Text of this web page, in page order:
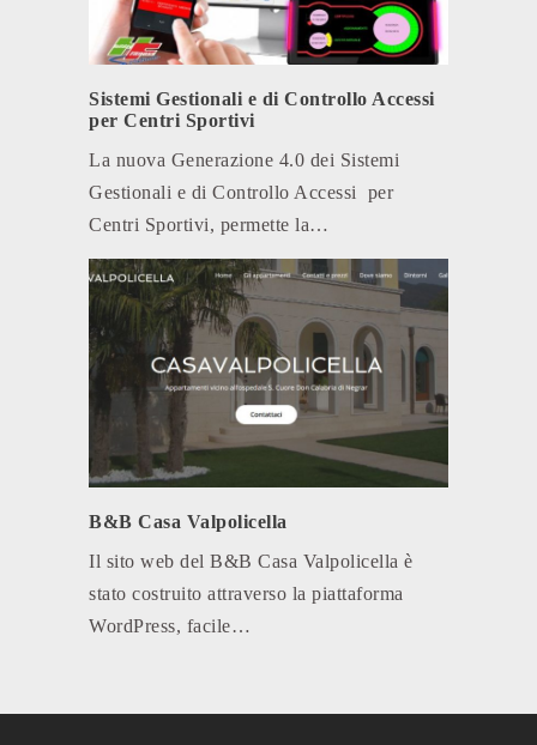
Sistemi Gestionali e di Controllo Accessi
per Centri Sportivi
La nuova Generazione 4.0 dei Sistemi
Gestionali e di Controllo Accessi per
Centri Sportivi, permette la…
B&B Casa Valpolicella
Il sito web del B&B Casa Valpolicella è
stato costruito attraverso la piattaforma
WordPress, facile…